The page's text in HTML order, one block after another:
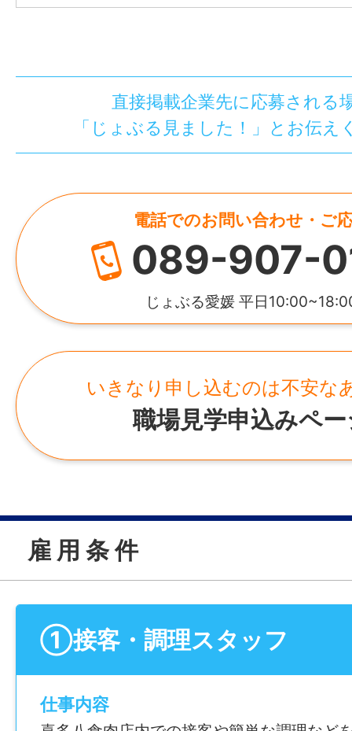
直接掲載企業先に応募される
「じょぶる見ました！」とお伝え
電話でのお問い合わせ・ご
089-907-
じょぶる愛媛 平日
いきなり申し込むのは不安な
職場見学申込みペ
雇 用 条 件
①接客・調理スタッフ
仕事内容